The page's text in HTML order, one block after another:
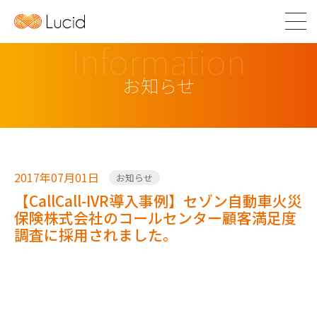
Information
お知らせ
2017年07月01日 お知らせ
【CallCall-IVR導入事例】セゾン自動車火災
保険株式会社のコールセンター顧客満足度
調査に採用されました。